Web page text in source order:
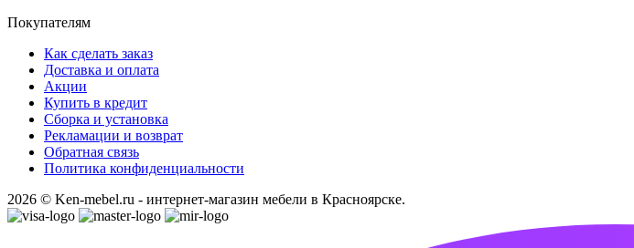
Покупателям
Как сделать заказ
Доставка и оплата
Акции
Купить в кредит
Сборка и установка
Рекламации и возврат
Обратная связь
Политика конфиденциальности
2026 © Ken-mebel.ru - интернет-магазин мебели в Красноярске.